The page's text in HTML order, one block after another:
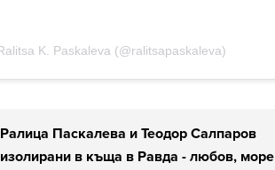
Ралица Паскалева и Теодор Салпаров
изолирани в къща в Равда - любов, море